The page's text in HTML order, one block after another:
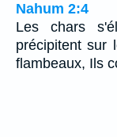
Nahum 2:4
Les chars
précipitent sur
flambeaux, Ils